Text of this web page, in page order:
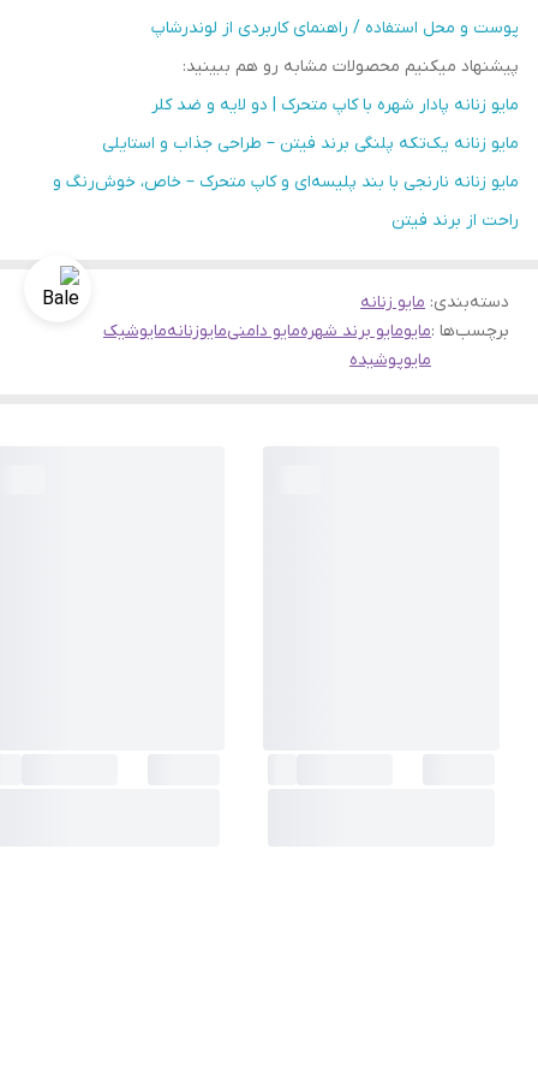
پوست و محل استفاده / راهنمای کاربردی از لوندرشاپ
پیشنهاد میکنیم محصولات مشابه رو هم ببینید:
مایو زنانه پادار شهره با کاپ متحرک | دو لایه و ضد کلر
مایو زنانه یک‌تکه پلنگی برند فیتن – طراحی جذاب و استایلی
مایو زنانه نارنجی با بند پلیسه‌ای و کاپ متحرک – خاص، خوش‌رنگ و
راحت از برند فیتن
دسته‌بندی: مایو زنانه
برچسب‌ها :مایومایو برند شهرهمایو دامنیمایوزنانهمایوشیک
مایوپوشیده